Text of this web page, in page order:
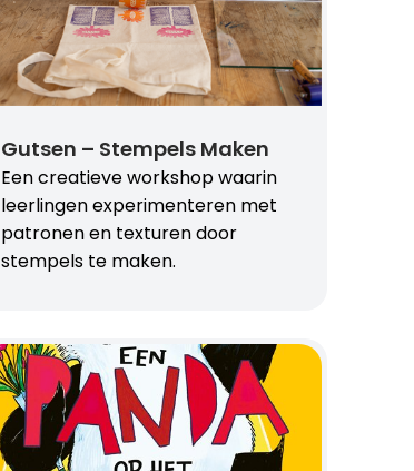
Gutsen – Stempels Maken
Een creatieve workshop waarin
leerlingen experimenteren met
patronen en texturen door
stempels te maken.